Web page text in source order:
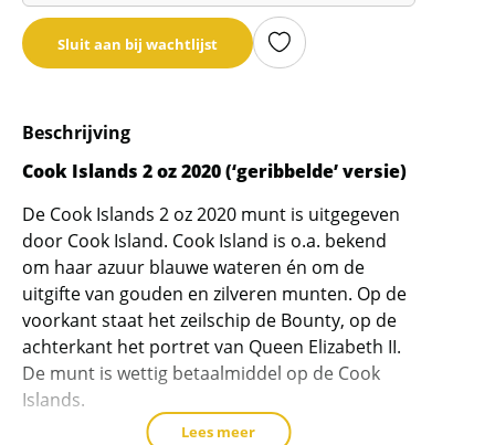
email
adres
de
wachtlijst
dit
product
toe
te
voegen
Sluit aan bij wachtlijst
Beschrijving
Cook Islands 2 oz 2020 (‘geribbelde’ versie)
De Cook Islands 2 oz 2020 munt is uitgegeven
door Cook Island. Cook Island is o.a. bekend
om haar azuur blauwe wateren én om de
uitgifte van gouden en zilveren munten. Op de
voorkant staat het zeilschip de Bounty, op de
achterkant het portret van Queen Elizabeth II.
De munt is wettig betaalmiddel op de Cook
Islands.
Lees meer